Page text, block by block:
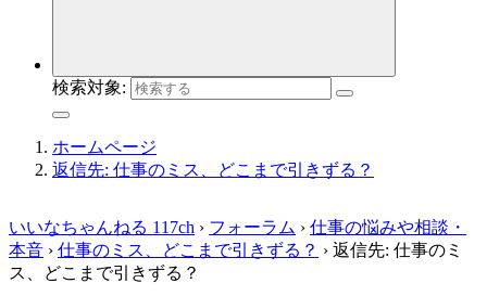
検索対象:
ホームページ
返信先: 仕事のミス、どこまで引きずる？
いいなちゃんねる 117ch › フォーラム › 仕事の悩みや相談・
本音 › 仕事のミス、どこまで引きずる？ › 返信先: 仕事のミ
ス、どこまで引きずる？